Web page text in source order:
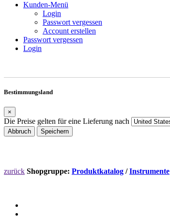
Kunden-Menü
Login
Passwort vergessen
Account erstellen
Passwort vergessen
Login
Bestimmungsland
×
Die Preise gelten für eine Lieferung nach
Abbruch Speichern
zurück Shopgruppe: Produktkatalog /Instrumente